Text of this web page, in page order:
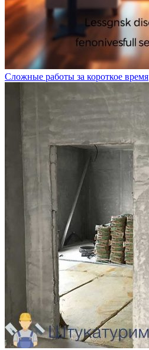
Сложные работы за короткое время